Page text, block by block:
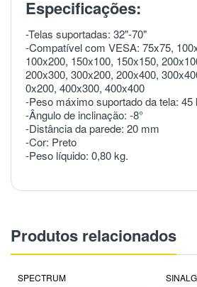
Especificações:
-Telas suportadas: 32"-70"
-Compatível com VESA: 75x75,
100x200, 150x100, 150x150,
200x300, 300x200, 200x400,
0x200, 400x300, 400x400
-Peso máximo suportado da tela: 45
-Ângulo de inclinação: -8°
-Distância da parede: 20 mm
-Cor: Preto
-Peso líquido: 0,80 kg.
Produtos relacionados
SPECTRUM